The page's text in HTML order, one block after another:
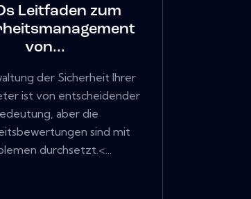
Leitfaden zum
von...
der Sicherheit Ihrer
ist von entscheidender
aber die
sind mit
durchsetzt.<...